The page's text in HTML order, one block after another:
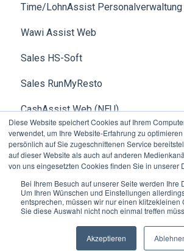
Diese Website speichert Cookies auf Ihrem
verwendet, um Ihre Website-Erfahrung zu
persönlich auf Sie zugeschnittenen Service
auf dieser Website als auch auf anderen
von uns eingesetzten Cookies finden Sie in unserer
Bei Ihrem Besuch auf unserer Seite werden Ihre
Um Ihren Wünschen und Einstellungen
entsprechen, müssen wir nur einen klitzekleinen
Sie diese Auswahl nicht noch einmal treffen
Akzeptieren
Statistiken
Schnittstellen
Datev
Kreditkunden
Installationsanleitungen
Bestellungen
Rechnungen
Produktion
bakery2b
SmartPicking
Schnittstellen
Kundenverwaltung
Statistiken
Debitor
smartScale
Rohstoffverwaltung
Inventar
Allgemeines
Allgemein
Time/LohnAssist Personalverwaltung
Allgemein
Zeiterfassung
Lohn
Wawi Assist Web
Kundenverwaltung
Artikelverwaltung
Lieferscheinverwaltung
Rechnungsstellung
Produktion
Debitoren
Allgemein
Sales HS-Soft
Sales RunMyResto
CashAssist Web (NEU)
Betriebsdaten, Erfassung Filialen
Schablonenverwaltung
HS-Soft AG Copyright ©